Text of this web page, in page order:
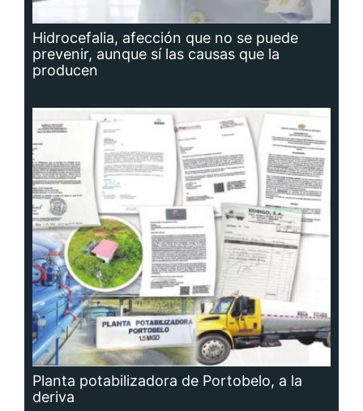
Hidrocefalia, afección que no se puede
prevenir, aunque sí las causas que la
producen
Planta potabilizadora de Portobelo, a la
deriva